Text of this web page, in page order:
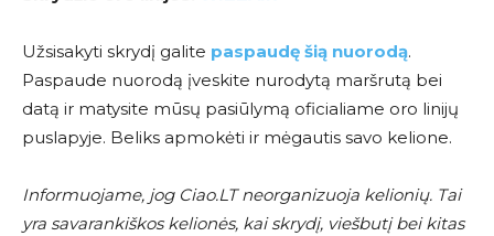
Užsisakyti skrydį galite paspaudę šią nuorodą.
Paspaude nuorodą įveskite nurodytą maršrutą bei
datą ir matysite mūsų pasiūlymą oficialiame oro linijų
puslapyje. Beliks apmokėti ir mėgautis savo kelione.
Informuojame, jog Ciao.LT neorganizuoja kelionių. Tai
yra savarankiškos kelionės, kai skrydį, viešbutį bei kitas